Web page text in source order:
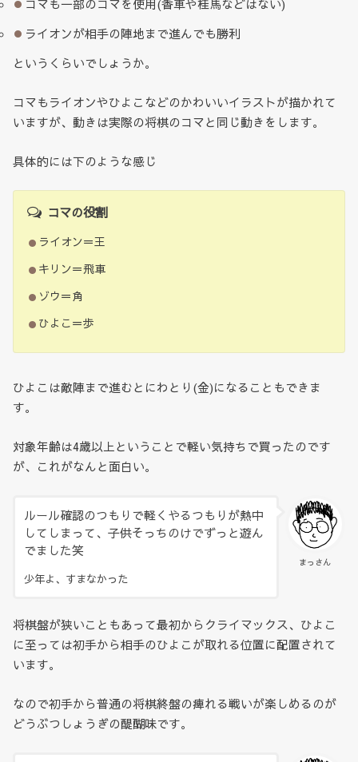
コマも一部のコマを使用(香車や桂馬などはない)
ライオンが相手の陣地まで進んでも勝利
というくらいでしょうか。
コマもライオンやひよこなどのかわいいイラストが描かれて
いますが、動きは実際の将棋のコマと同じ動きをします。
具体的には下のような感じ
コマの役割
ライオン＝王
キリン＝飛車
ゾウ＝角
ひよこ＝歩
ひよこは敵陣まで進むとにわとり(金)になることもできま
す。
対象年齢は4歳以上ということで軽い気持ちで買ったのです
が、これがなんと面白い。
まっさん
ルール確認のつもりで軽くやるつもりが熱中
してしまって、子供そっちのけでずっと遊ん
でました笑
少年よ、すまなかった
将棋盤が狭いこともあって最初からクライマックス、ひよこ
に至っては初手から相手のひよこが取れる位置に配置されて
います。
なので初手から普通の将棋終盤の痺れる戦いが楽しめるのが
どうぶつしょうぎの醍醐味です。